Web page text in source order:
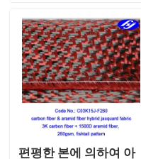
연락처
뉴스
견적 요청
탄소 아라미드 직물
편평한 본에 의하여 아